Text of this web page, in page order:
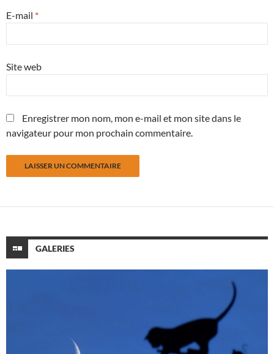
E-mail *
Site web
Enregistrer mon nom, mon e-mail et mon site dans le
navigateur pour mon prochain commentaire.
GALERIES